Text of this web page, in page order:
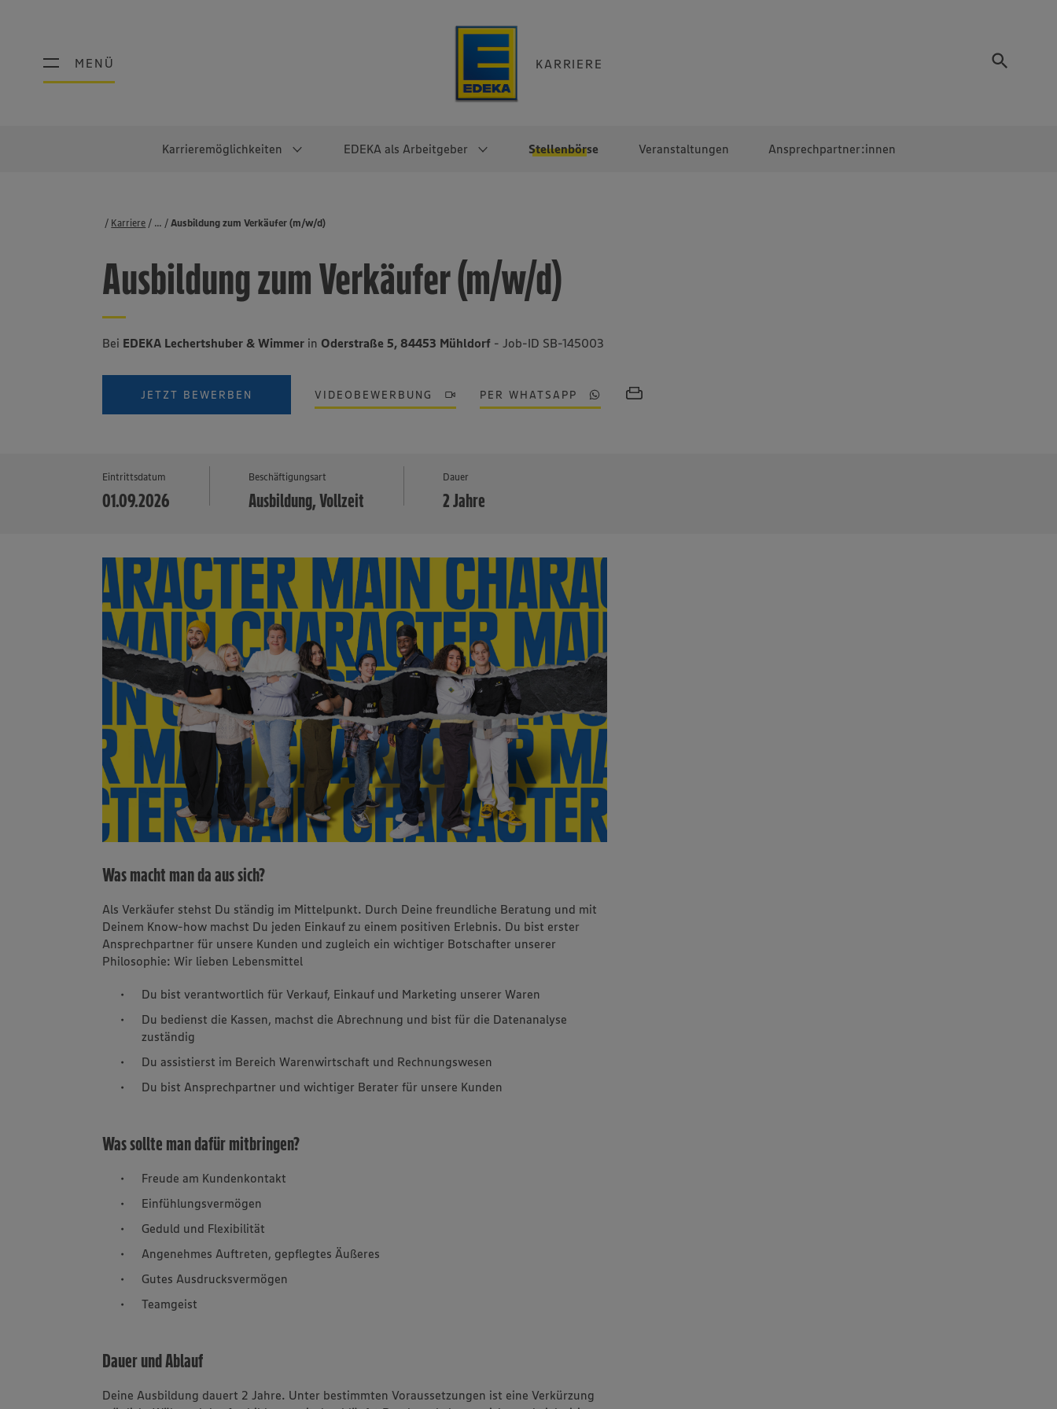
MENÜ KARRIERE
MENÜ
Karrieremöglichkeiten EDEKA als Arbeitgeber Stellenbörse Veranstaltungen Ansprechpartner:innen
Schülerpraktikum Abschlussarbeiten
Werkstudierendentätigkeit
Direkteinstieg
Noch Fragen?
Faires Gehalt
Diversität
Lebensmittelproduktion
Lager & Logistik
EDEKA-Zentrale
EDEKA Fruchtkontor
EDEKA-
Regionalgesellschaften
Karriere Stellenbörse
Ausbildung zum Verkäufer (m/w/d)
...
Ausbildung zum Verkäufer (m/w/d)
Bei EDEKA Lechertshuber & Wimmer in Oderstraße 5, 84453 Mühldorf - Job-ID SB-145003
JETZT BEWERBEN VIDEOBEWERBUNG PER WHATSAPP
Eintrittsdatum
01.09.2026
Beschäftigungsart
Ausbildung, Vollzeit
Dauer
2 Jahre
Was macht man da aus sich?
Als Verkäufer stehst Du ständig im Mittelpunkt. Durch Deine freundliche Beratung und mit
Deinem Know-how machst Du jeden Einkauf zu einem positiven Erlebnis. Du bist erster
Ansprechpartner für unsere Kunden und zugleich ein wichtiger Botschafter unserer
Philosophie: Wir lieben Lebensmittel
Du bist verantwortlich für Verkauf, Einkauf und Marketing unserer Waren
Du bedienst die Kassen, machst die Abrechnung und bist für die Datenanalyse
zuständig
Du assistierst im Bereich Warenwirtschaft und Rechnungswesen
Du bist Ansprechpartner und wichtiger Berater für unsere Kunden
Was sollte man dafür mitbringen?
Freude am Kundenkontakt
Einfühlungsvermögen
Geduld und Flexibilität
Angenehmes Auftreten, gepflegtes Äußeres
Gutes Ausdrucksvermögen
Teamgeist
Dauer und Ablauf
Deine Ausbildung dauert 2 Jahre. Unter bestimmten Voraussetzungen ist eine Verkürzung